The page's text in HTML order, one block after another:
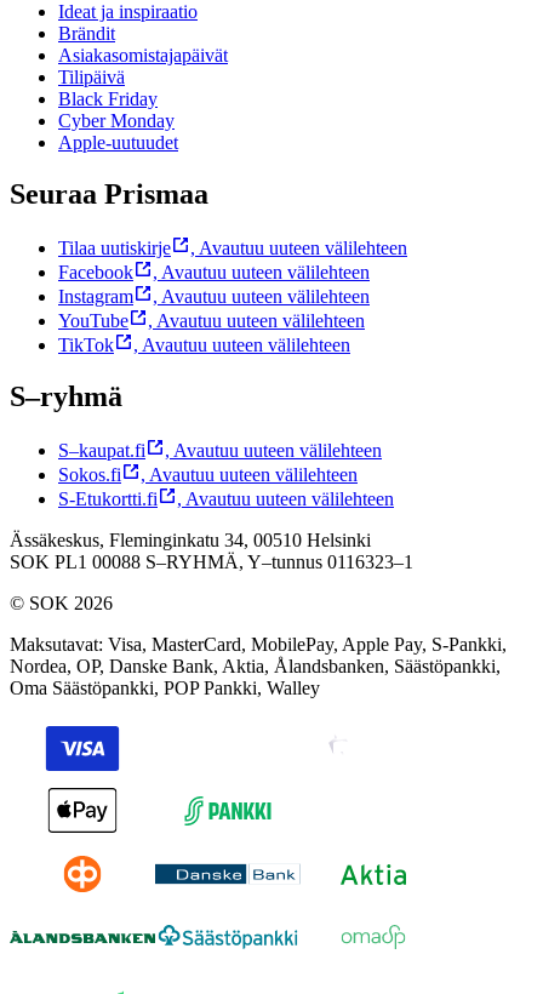
Ideat ja inspiraatio
Brändit
Asiakasomistajapäivät
Tilipäivä
Black Friday
Cyber Monday
Apple-uutuudet
Seuraa Prismaa
Tilaa uutiskirje , Avautuu uuteen välilehteen
Facebook
, Avautuu uuteen välilehteen
Instagram
, Avautuu uuteen välilehteen
YouTube
, Avautuu uuteen välilehteen
TikTok
, Avautuu uuteen välilehteen
S–ryhmä
S–kaupat.fi , Avautuu uuteen välilehteen
Sokos.fi
, Avautuu uuteen välilehteen
S-Etukortti.fi
, Avautuu uuteen välilehteen
Ässäkeskus, Fleminginkatu 34, 00510 Helsinki
SOK PL1 00088 S–RYHMÄ, Y–tunnus 0116323–1
© SOK 2026
Maksutavat: Visa, MasterCard, MobilePay, Apple Pay, S-Pankki,
Nordea, OP, Danske Bank, Aktia, Ålandsbanken, Säästöpankki,
Oma Säästöpankki, POP Pankki, Walley